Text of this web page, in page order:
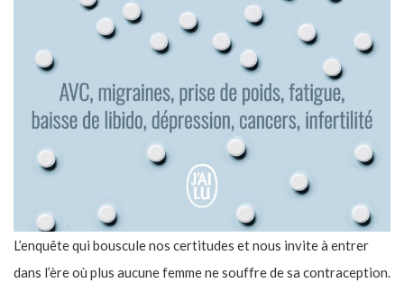
L’enquête qui bouscule nos certitudes et nous invite à entrer
dans l’ère où plus aucune femme ne souffre de sa contraception.